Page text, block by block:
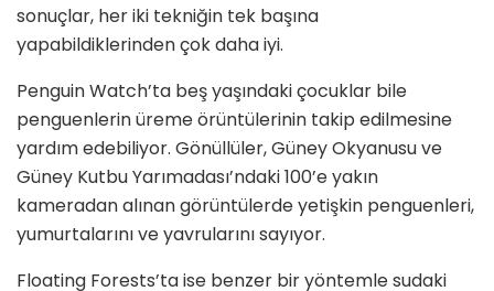
sonuçlar, her iki tekniğin tek başına
yapabildiklerinden çok daha iyi.
Penguin Watch’ta beş yaşındaki çocuklar bile
penguenlerin üreme örüntülerinin takip edilmesine
yardım edebiliyor. Gönüllüler, Güney Okyanusu ve
Güney Kutbu Yarımadası’ndaki 100’e yakın
kameradan alınan görüntülerde yetişkin penguenleri,
yumurtalarını ve yavrularını sayıyor.
Floating Forests’ta ise benzer bir yöntemle sudaki